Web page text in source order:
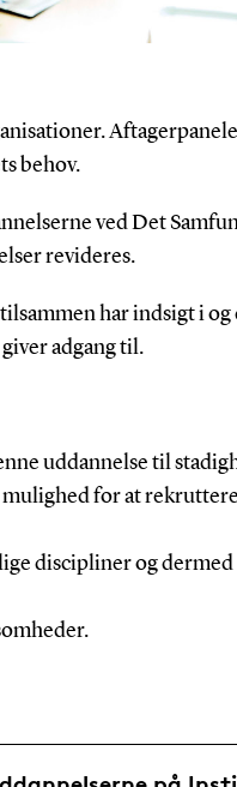
behov.
ved Det
revideres.
har indsigt i
adgang til.
uddannelse til
mulighed for at
discipliner og